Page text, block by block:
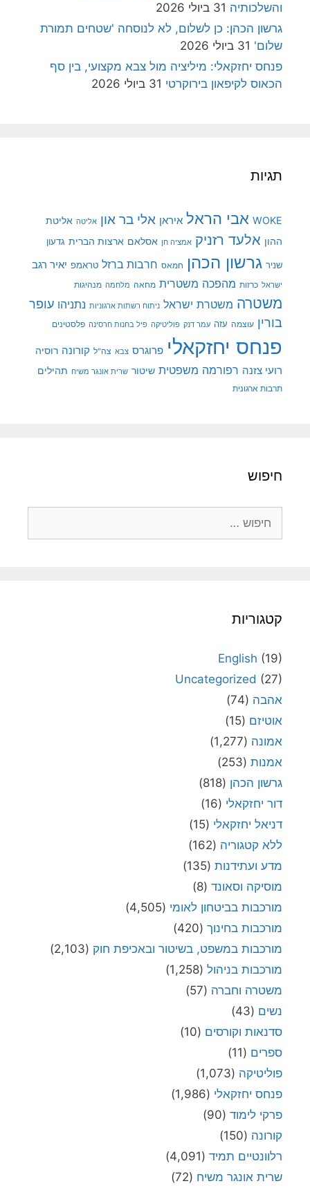
והשלכותיה 31 ביולי 2026
גרשון הכהן: כן לשלום, לא לנוסחה 'שטחים תמורת
שלום' 31 ביולי 2026
פנחס יחזקאלי: מיליציה מול צבא מקצועי, בין סף
הכאוס לקיפאון בירוקרטי 31 ביולי 2026
תגיות
WOKE אבי הראל איראן אלי בר און אליטה אליטת
ההון אלעד רזניק אמציה חן אסלאם ארצות הברית גדעון
שניר גרשון הכהן חמאס חרבות ברזל טראמפ יאיר רגב
ישראל כרזות מהפכה משטרית מחאה מלחמה מנהיגות
משטרה משטרת ישראל ניתוח רשתות ארגוניות נתניהו עופר
בורין עוצמה עזה עמר דנק פוליטיקה פיל בחנות חרסינה פלסטינים
פנחס יחזקאלי פרוגרס צבא צה"ל קורונה רוסיה
רועי צזנה רפורמה משפטית שיטור שרית אונגר משיח תהילים
תרבות ארגונית
חיפוש
קטגוריות
English (19)
Uncategorized (27)
אהבה (74)
אוטיזם (15)
אמונה (1,277)
אמנות (253)
גרשון הכהן (818)
דור יחזקאלי (16)
דניאל יחזקאלי (15)
ללא קטגוריה (162)
מדע ועתידנות (135)
מוסיקה וסאונד (8)
מורכבות בביטחון לאומי (4,505)
מורכבות בחינוך (420)
מורכבות במשפט, בשיטור ובאכיפת חוק (2,103)
מורכבות בניהול (1,258)
משטרה וחברה (57)
נשים (43)
סדנאות וקורסים (10)
ספרים (11)
פוליטיקה (1,073)
פנחס יחזקאלי (1,986)
פרקי לימוד (90)
קורונה (150)
רלוונטיים תמיד (4,091)
שרית אונגר משיח (72)